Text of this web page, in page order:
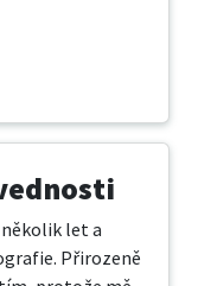
let a
Přirozeně